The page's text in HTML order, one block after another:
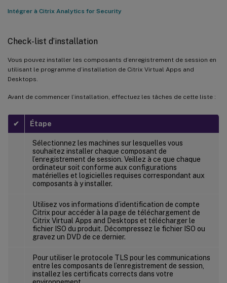
Intégrer à Citrix Analytics for Security
Check-list d’installation
Vous pouvez installer les composants d’enregistrement de session en
utilisant le programme d’installation de Citrix Virtual Apps and
Desktops.
Avant de commencer l’installation, effectuez les tâches de cette liste :
✔ Étape
Sélectionnez les machines sur lesquelles vous
souhaitez installer chaque composant de
l’enregistrement de session. Veillez à ce que chaque
ordinateur soit conforme aux configurations
matérielles et logicielles requises correspondant aux
composants à y installer.
Utilisez vos informations d’identification de compte
Citrix pour accéder à la page de téléchargement de
Citrix Virtual Apps and Desktops et télécharger le
fichier ISO du produit. Décompressez le fichier ISO ou
gravez un DVD de ce dernier.
Pour utiliser le protocole TLS pour les communications
entre les composants de l’enregistrement de session,
installez les certificats corrects dans votre